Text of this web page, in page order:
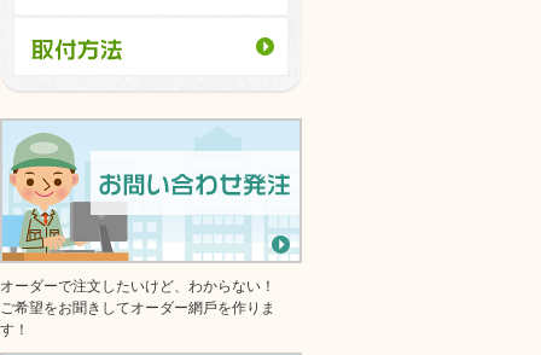
オーダーで注文したいけど、わからない！
ご希望をお聞きしてオーダー網⼾を作りま
す！